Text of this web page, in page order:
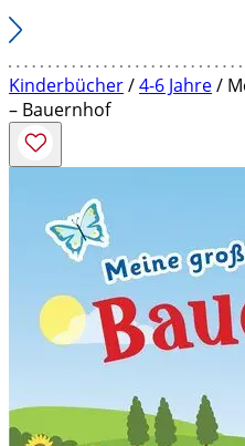
Kinderbücher/4-6 Jahre/
– Bauernhof